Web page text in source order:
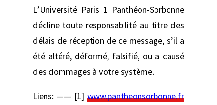
L’Université Paris 1 Panthéon-Sorbonne
décline toute responsabilité au titre des
délais de réception de ce message, s’il a
été altéré, déformé, falsifié, ou a causé
des dommages à votre système.
Liens: —— [1] www.pantheonsorbonne.fr